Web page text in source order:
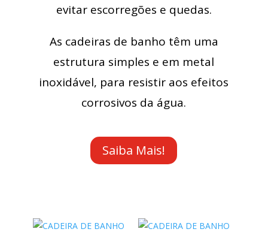
evitar escorregões e quedas.
As cadeiras de banho têm uma
estrutura simples e em metal
inoxidável, para resistir aos efeitos
corrosivos da água.
Saiba Mais!